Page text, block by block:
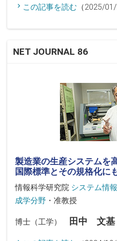
この記事を読む （2025/01/
NET JOURNAL 86
製造業の生産システムを
国際標準とその規格化に
情報科学研究院 システム情
成学分野 ・准教授
博士（工学） 田中 文基